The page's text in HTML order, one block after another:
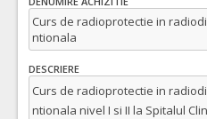
Curs de radioprotectie in
ntionala
DESCRIERE
Curs de radioprotectie in
ntionala nivel I si II la Spitalul